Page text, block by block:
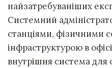
найзатребуваніших
Системний
станціями, фізичними
інфраструктурою в
внутрішня система для